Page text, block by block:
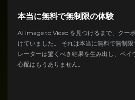
本当に無料で無制限の体験
AI Image to Video を見つけるまで、クー
けていました。 それは本当に無料で無制
レーターは驚くべき結果を生み出し、ペイ
心配はもうありません。